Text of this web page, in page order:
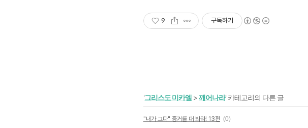
9 구독하기
'그리스도 미카엘 >깨어나라' 카테고리의 다른 글
"내가 그다" 증거를 대 봐라! 13편 (0)